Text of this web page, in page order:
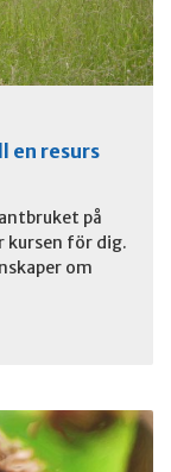
en resurs
på
kursen för dig.
om